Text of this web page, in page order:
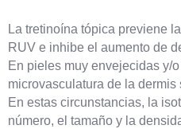
La tretinoína tópica previene
RUV e inhibe el aumento de
En pieles muy envejecidas y/
microvasculatura de la
En estas circunstancias, la
número, el tamaño y la